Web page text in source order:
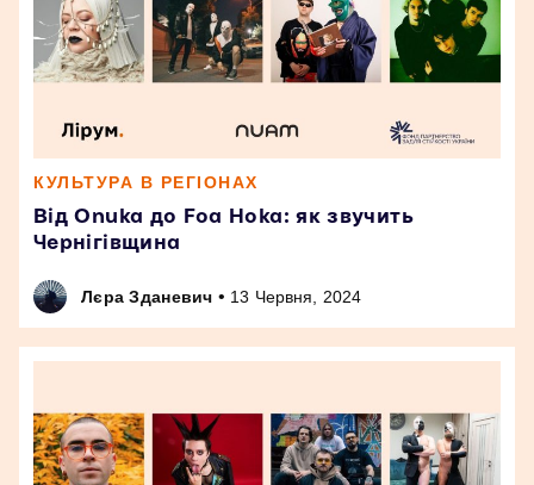
КУЛЬТУРА В РЕГІОНАХ
Від Onuka до Foa Hoka: як звучить
Чернігівщина
Лєра Зданевич • 13 Червня, 2024